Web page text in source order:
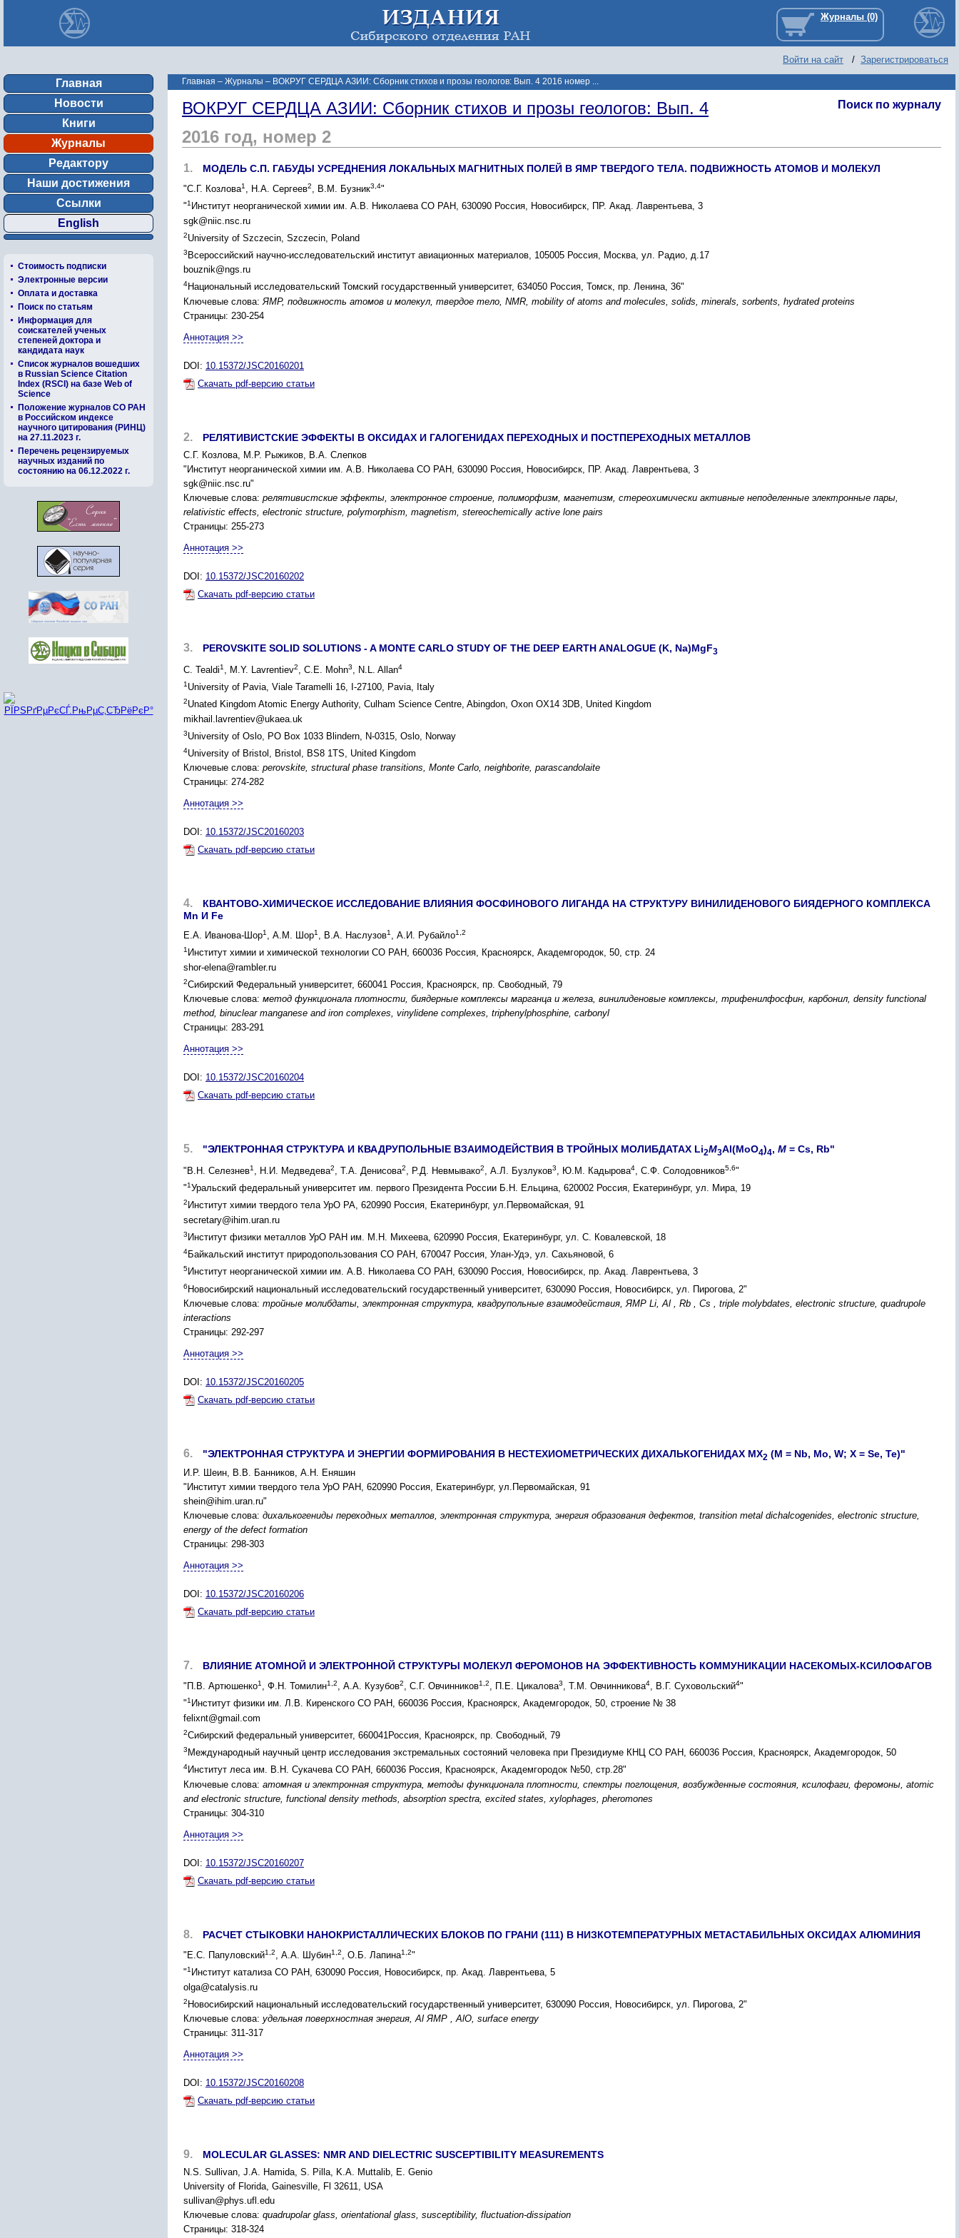
Войти на сайт / Зарегистрироваться
Главная
Новости
Книги
Журналы
Редактору
Наши достижения
Ссылки
English
Стоимость подписки
Электронные версии
Оплата и доставка
Поиск по статьям
Информация для
соискателей ученых
степеней доктора и
кандидата наук
Список журналов вошедших
в Russian Science Citation
Index (RSCI) на базе Web of
Science
Положение журналов СО РАН
в Российском индексе
научного цитирования (РИНЦ)
на 27.11.2023 г.
Перечень рецензируемых
научных изданий по
состоянию на 06.12.2022 г.
Главная – Журналы – ВОКРУГ СЕРДЦА АЗИИ: Сборник стихов и прозы геологов: Вып. 4 2016 номер ...
Поиск по журналу
ВОКРУГ СЕРДЦА АЗИИ: Сборник стихов и прозы геологов: Вып. 4
2016 год, номер 2
1. МОДЕЛЬ С.П. ГАБУДЫ УСРЕДНЕНИЯ ЛОКАЛЬНЫХ МАГНИТНЫХ ПОЛЕЙ В ЯМР ТВЕРДОГО ТЕЛА. ПОДВИЖНОСТЬ АТОМОВ И МОЛЕКУЛ
"С.Г. Козлова1 , Н.А. Сергеев2, В.М. Бузник3,4"
"1 Институт неорганической химии им. А.В. Николаева СО РАН, 630090 Россия, Новосибирск, ПР. Акад. Лаврентьева, 3
sgk@niic.nsc.ru
2University of Szczecin, Szczecin, Poland
3 Всероссийский научно-исследовательский институт авиационных материалов, 105005 Россия, Москва, ул. Радио, д.17
bouznik@ngs.ru
4Национальный исследовательский Томский государственный университет, 634050 Россия, Томск, пр. Ленина, 36"
Ключевые слова: ЯМР, подвижность атомов и молекул, твердое тело, NMR, mobility of atoms and molecules, solids, minerals, sorbents, hydrated proteins
Страницы: 230-254
Аннотация >>
DOI: 10.15372/JSC20160201
Скачать pdf-версию статьи
2. РЕЛЯТИВИСТСКИЕ ЭФФЕКТЫ В ОКСИДАХ И ГАЛОГЕНИДАХ ПЕРЕХОДНЫХ И ПОСТПЕРЕХОДНЫХ МЕТАЛЛОВ
С.Г. Козлова, М.Р. Рыжиков, В.А. Слепков
"Институт неорганической химии им. А.В. Николаева СО РАН, 630090 Россия, Новосибирск, ПР. Акад. Лаврентьева, 3
sgk@niic.nsc.ru"
Ключевые слова: релятивистские эффекты, электронное строение, полиморфизм, магнетизм, стереохимически активные неподеленные электронные пары,
relativistic effects, electronic structure, polymorphism, magnetism, stereochemically active lone pairs
Страницы: 255-273
Аннотация >>
DOI: 10.15372/JSC20160202
Скачать pdf-версию статьи
3. PEROVSKITE SOLID SOLUTIONS - A MONTE CARLO STUDY OF THE DEEP EARTH ANALOGUE (K, Na)MgF3
C. Tealdi1 , M.Y. Lavrentiev2, C.E. Mohn3, N.L. Allan4
1 University of Pavia, Viale Taramelli 16, I-27100, Pavia, Italy
2Unated Kingdom Atomic Energy Authority, Culham Science Centre, Abingdon, Oxon OX14 3DB, United Kingdom
mikhail.lavrentiev@ukaea.uk
3University of Oslo, PO Box 1033 Blindern, N-0315, Oslo, Norway
4University of Bristol, Bristol, BS8 1TS, United Kingdom
Ключевые слова: perovskite, structural phase transitions, Monte Carlo, neighborite, parascandolaite
Страницы: 274-282
Аннотация >>
DOI: 10.15372/JSC20160203
Скачать pdf-версию статьи
4.
КВАНТОВО-ХИМИЧЕСКОЕ ИССЛЕДОВАНИЕ ВЛИЯНИЯ ФОСФИНОВОГО ЛИГАНДА НА СТРУКТУРУ ВИНИЛИДЕНОВОГО БИЯДЕРНОГО КОМПЛЕКСА
Mn И Fe
Е.А. Иванова-Шор1 , А.М. Шор1 , В.А. Наслузов1 , А.И. Рубайло1,2
1 Институт химии и химической технологии СО РАН, 660036 Россия, Красноярск, Академгородок, 50, стр. 24
shor-elena@rambler.ru
2Сибирский Федеральный университет, 660041 Россия, Красноярск, пр. Свободный, 79
Ключевые слова: метод функционала плотности, биядерные комплексы марганца и железа, винилиденовые комплексы, трифенилфосфин, карбонил, density functional
method, binuclear manganese and iron complexes, vinylidene complexes, triphenylphosphine, carbonyl
Страницы: 283-291
Аннотация >>
DOI: 10.15372/JSC20160204
Скачать pdf-версию статьи
5. "ЭЛЕКТРОННАЯ СТРУКТУРА И КВАДРУПОЛЬНЫЕ ВЗАИМОДЕЙСТВИЯ В ТРОЙНЫХ МОЛИБДАТАХ Li2M3Al(MoO4)4, M = Cs, Rb"
"В.Н. Селезнев1 , Н.И. Медведева2, Т.А. Денисова2, Р.Д. Невмывако2, А.Л. Бузлуков3, Ю.М. Кадырова4, С.Ф. Солодовников5,6"
"1Уральский федеральный университет им. первого Президента России Б.Н. Ельцина, 620002 Россия, Екатеринбург, ул. Мира, 19
2 Институт химии твердого тела УрО РА, 620990 Россия, Екатеринбург, ул.Первомайская, 91
secretary@ihim.uran.ru
3 Институт физики металлов УрО РАН им. М.Н. Михеева, 620990 Россия, Екатеринбург, ул. С. Ковалевской, 18
4Байкальский институт природопользования СО РАН, 670047 Россия, Улан-Удэ, ул. Сахьяновой, 6
5Институт неорганической химии им. А.В. Николаева СО РАН, 630090 Россия, Новосибирск, пр. Акад. Лаврентьева, 3
6 Новосибирский национальный исследовательский государственный университет, 630090 Россия, Новосибирск, ул. Пирогова, 2"
Ключевые слова: тройные молибдаты, электронная структура, квадрупольные взаимодействия, ЯМР Li, Al , Rb , Cs , triple molybdates, electronic structure, quadrupole
interactions
Страницы: 292-297
Аннотация >>
DOI: 10.15372/JSC20160205
Скачать pdf-версию статьи
6. "ЭЛЕКТРОННАЯ СТРУКТУРА И ЭНЕРГИИ ФОРМИРОВАНИЯ В НЕСТЕХИОМЕТРИЧЕСКИХ ДИХАЛЬКОГЕНИДАХ MX2 (М = Nb, Mo, W; X = Se, Te)"
И.Р. Шеин, В.В. Банников, А.Н. Еняшин
"Институт химии твердого тела УрО РАН, 620990 Россия, Екатеринбург, ул.Первомайская, 91
shein@ihim.uran.ru"
Ключевые слова: дихалькогениды переходных металлов, электронная структура, энергия образования дефектов, transition metal dichalcogenides, electronic structure,
energy of the defect formation
Страницы: 298-303
Аннотация >>
DOI: 10.15372/JSC20160206
Скачать pdf-версию статьи
7. ВЛИЯНИЕ АТОМНОЙ И ЭЛЕКТРОННОЙ СТРУКТУРЫ МОЛЕКУЛ ФЕРОМОНОВ НА ЭФФЕКТИВНОСТЬ КОММУНИКАЦИИ НАСЕКОМЫХ-КСИЛОФАГОВ
"П.В. Артюшенко1 , Ф.Н. Томилин1,2, А.А. Кузубов2, С.Г. Овчинников1,2, П.Е. Цикалова3, Т.М. Овчинникова4, В.Г. Суховольский4"
"1 Институт физики им. Л.В. Киренского СО РАН, 660036 Россия, Красноярск, Академгородок, 50, строение № 38
felixnt@gmail.com
2Сибирский федеральный университет, 660041Россия, Красноярск, пр. Свободный, 79
3 Международный научный центр исследования экстремальных состояний человека при Президиуме КНЦ СО РАН, 660036 Россия, Красноярск, Академгородок, 50
4Институт леса им. В.Н. Сукачева СО РАН, 660036 Россия, Красноярск, Академгородок №50, стр.28"
Ключевые слова: атомная и электронная структура, методы функционала плотности, спектры поглощения, возбужденные состояния, ксилофаги, феромоны, atomic
and electronic structure, functional density methods, absorption spectra, excited states, xylophages, pheromones
Страницы: 304-310
Аннотация >>
DOI: 10.15372/JSC20160207
Скачать pdf-версию статьи
8. РАСЧЕТ СТЫКОВКИ НАНОКРИСТАЛЛИЧЕСКИХ БЛОКОВ ПО ГРАНИ (111) В НИЗКОТЕМПЕРАТУРНЫХ МЕТАСТАБИЛЬНЫХ ОКСИДАХ АЛЮМИНИЯ
"Е.С. Папуловский1,2, А.А. Шубин1,2, О.Б. Лапина1,2"
"1 Институт катализа СО РАН, 630090 Россия, Новосибирск, пр. Акад. Лаврентьева, 5
olga@catalysis.ru
2 Новосибирский национальный исследовательский государственный университет, 630090 Россия, Новосибирск, ул. Пирогова, 2"
Ключевые слова: удельная поверхностная энергия, Al ЯМР , AlO, surface energy
Страницы: 311-317
Аннотация >>
DOI: 10.15372/JSC20160208
Скачать pdf-версию статьи
9. MOLECULAR GLASSES: NMR AND DIELECTRIC SUSCEPTIBILITY MEASUREMENTS
N.S. Sullivan, J.A. Hamida, S. Pilla, K.A. Muttalib, E. Genio
University of Florida, Gainesville, Fl 32611, USA
sullivan@phys.ufl.edu
Ключевые слова: quadrupolar glass, orientational glass, susceptibility, fluctuation-dissipation
Страницы: 318-324